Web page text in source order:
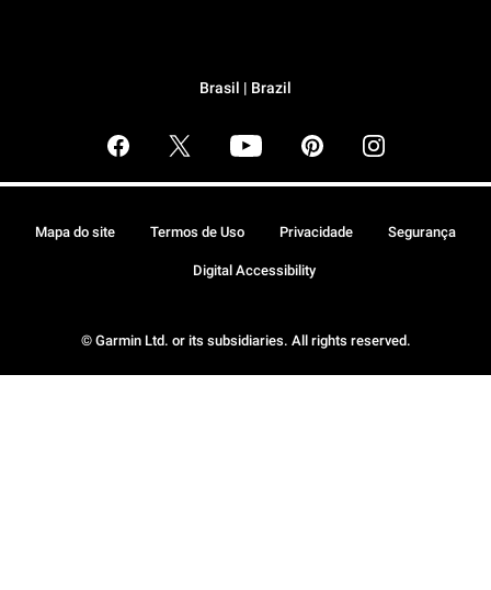
Brasil | Brazil
© Garmin Ltd. or its subsidiaries. All rights reserved.
Mapa do site Termos de Uso Privacidade Segurança
Digital Accessibility